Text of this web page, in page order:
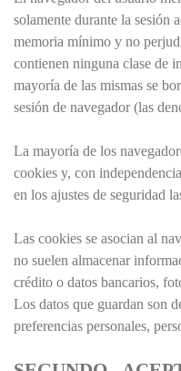
solamente durante la sesión
memoria mínimo y no
contienen ninguna clase de
mayoría de las mismas se
sesión de navegador (las
La mayoría de los
cookies y, con
en los ajustes de seguridad
Las cookies se asocian al
no suelen almacenar
crédito o datos bancarios,
Los datos que guardan son
preferencias personales,